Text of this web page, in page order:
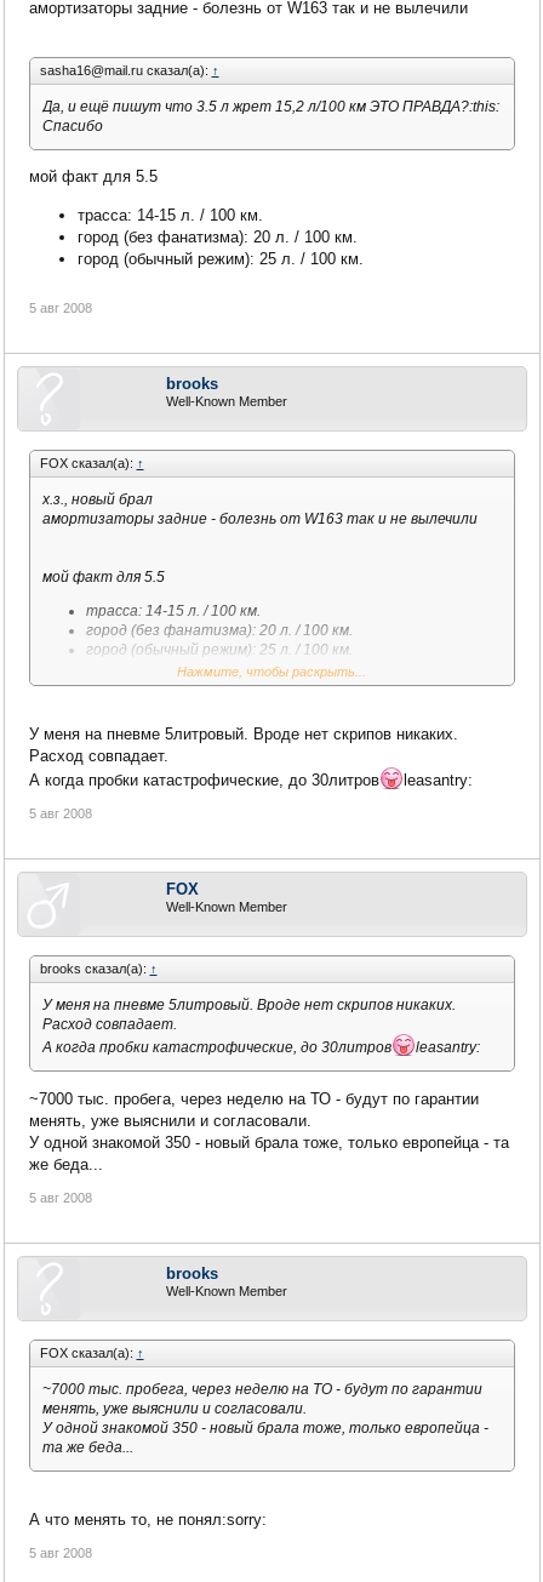
амортизаторы задние - болезнь от W163 так и не вылечили
sasha16@mail.ru сказал(а): ↑
Да, и ещё пишут что 3.5 л жрет 15,2 л/100 км ЭТО ПРАВДА?:this:
Спасибо
мой факт для 5.5
трасса: 14-15 л. / 100 км.
город (без фанатизма): 20 л. / 100 км.
город (обычный режим): 25 л. / 100 км.
5 авг 2008
brooks
Well-Known Member
FOX сказал(а): ↑
х.з., новый брал
амортизаторы задние - болезнь от W163 так и не вылечили
мой факт для 5.5
трасса: 14-15 л. / 100 км.
город (без фанатизма): 20 л. / 100 км.
город (обычный режим): 25 л. / 100 км.
Нажмите, чтобы раскрыть...
У меня на пневме 5литровый. Вроде нет скрипов никаких.
Расход совпадает.
А когда пробки катастрофические, до 30литров
leasantry:
5 авг 2008
FOX
Well-Known Member
brooks сказал(а): ↑
У меня на пневме 5литровый. Вроде нет скрипов никаких.
Расход совпадает.
А когда пробки катастрофические, до 30литров
leasantry:
~7000 тыс. пробега, через неделю на ТО - будут по гарантии
менять, уже выяснили и согласовали.
У одной знакомой 350 - новый брала тоже, только европейца - та
же беда...
5 авг 2008
brooks
Well-Known Member
FOX сказал(а): ↑
~7000 тыс. пробега, через неделю на ТО - будут по гарантии
менять, уже выяснили и согласовали.
У одной знакомой 350 - новый брала тоже, только европейца -
та же беда...
А что менять то, не понял:sorry:
5 авг 2008